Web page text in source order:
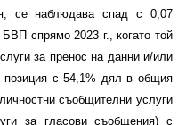
се наблюдава спад с 0,07
спрямо 2023 г., когато той
за пренос на данни и/или
позиция с 54,1% дял в общия
съобщителни услуги
за гласови съобщения) с